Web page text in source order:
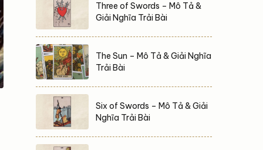
Three of Swords – Mô Tả &
Giải Nghĩa Trải Bài
The Sun – Mô Tả & Giải Nghĩa
Trải Bài
Six of Swords – Mô Tả & Giải
Nghĩa Trải Bài